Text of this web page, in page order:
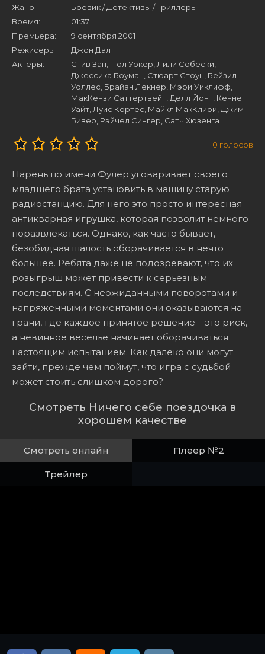
Жанр:
Боевик / Детективы / Триллеры
Время:
01:37
Премьера:
9 сентября 2001
Режисеры:
Джон Дал
Актеры:
Стив Зан, Пол Уокер, Лили Собески,
Джессика Боуман, Стюарт Стоун, Бейзил
Уоллес, Брайан Лекнер, Мэри Уиклифф,
МакКензи Саттертвейт, Делл Йонт, Кеннет
Уайт, Луис Кортес, Майкл МакКлири, Джим
Бивер, Рэйчел Сингер, Сатч Хюзенга
0 голосов
Парень по имени Фулер уговаривает своего
младшего брата установить в машину старую
радиостанцию. Для него это просто интересная
антикварная игрушка, которая позволит немного
поразвлекаться. Однако, как часто бывает,
безобидная шалость оборачивается в нечто
большее. Ребята даже не подозревают, что их
розыгрыш может привести к серьезным
последствиям. С неожиданными поворотами и
напряженными моментами они оказываются на
грани, где каждое принятое решение – это риск,
а невинное веселье начинает оборачиваться
настоящим испытанием. Как далеко они могут
зайти, прежде чем поймут, что игра с судьбой
может стоить слишком дорого?
Смотреть Ничего себе поездочка в
хорошем качестве
Смотреть онлайн Плеер №2
Трейлер